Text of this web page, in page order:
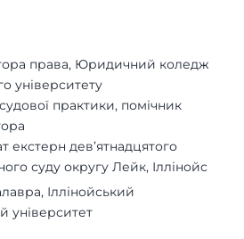
права, Юридичний коледж
університету
практики, помічник
екстерн дев’ятнадцятого
суду округу Лейк, Іллінойс
Іллінойський
університет